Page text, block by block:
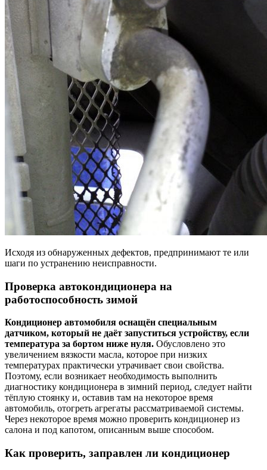
Исходя из обнаруженных дефектов, предпринимают те или
шаги по устранению неисправности.
Проверка автокондиционера на
работоспособность зимой
Кондиционер автомобиля оснащён специальным
датчиком, который не даёт запуститься устройству, если
температура за бортом ниже нуля. Обусловлено это
увеличением вязкости масла, которое при низких
температурах практически утрачивает свои свойства.
Поэтому, если возникает необходимость выполнить
диагностику кондиционера в зимний период, следует найти
тёплую стоянку и, оставив там на некоторое время
автомобиль, отогреть агрегаты рассматриваемой системы.
Через некоторое время можно проверить кондиционер из
салона и под капотом, описанным выше способом.
Как проверить, заправлен ли кондиционер